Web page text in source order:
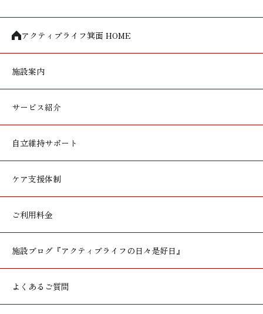
アクティブライフ箕面 HOME
施設案内
サービス紹介
自立維持サポート
ケア支援体制
ご利用料金
施設ブログ 『アクティブライフの日々是好日』
よくあるご質問